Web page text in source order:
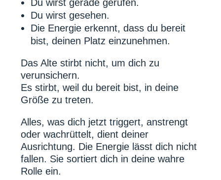
Du wirst gerade gerufen.
Du wirst gesehen.
Die Energie erkennt, dass du bereit
bist, deinen Platz einzunehmen.
Das Alte stirbt nicht, um dich zu
verunsichern.
Es stirbt, weil du bereit bist, in deine
Größe zu treten.
Alles, was dich jetzt triggert, anstrengt
oder wachrüttelt, dient deiner
Ausrichtung. Die Energie lässt dich nicht
fallen. Sie sortiert dich in deine wahre
Rolle ein.